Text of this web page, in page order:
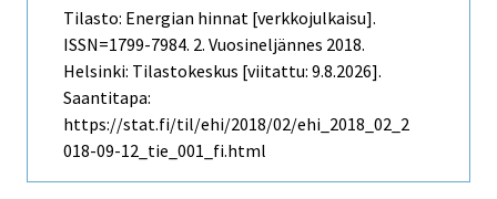
Tilasto: Energian hinnat [verkkojulkaisu].
ISSN=1799-7984. 2. Vuosineljännes 2018.
Helsinki: Tilastokeskus [viitattu: 9.8.2026].
Saantitapa:
https://stat.fi/til/ehi/2018/02/ehi_2018_02_2
018-09-12_tie_001_fi.html